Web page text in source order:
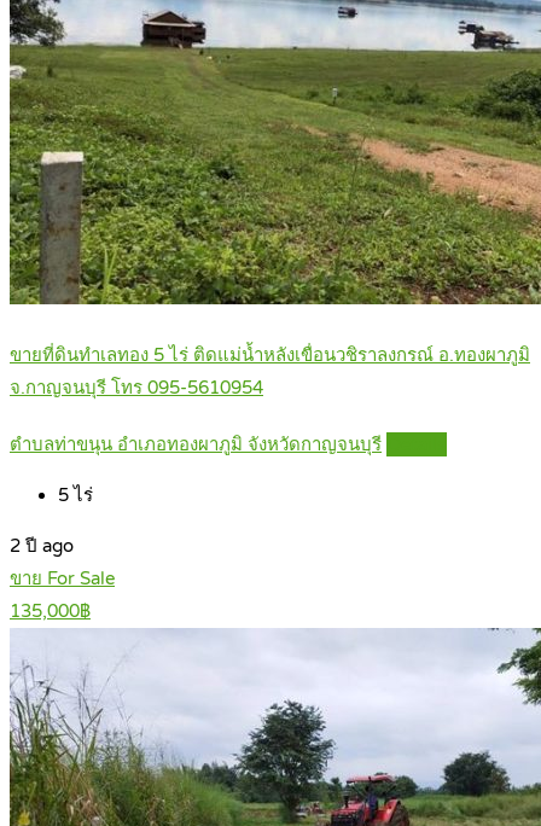
ขายที่ดินทำเลทอง 5 ไร่ ติดแม่น้ำหลังเขื่อนวชิราลงกรณ์ อ.ทองผาภูมิ
จ.กาญจนบุรี โทร 095-5610954
ตำบลท่าขนุน อำเภอทองผาภูมิ จังหวัดกาญจนบุรี
5ไร่
2 ปี ago
ขาย For Sale
135,000฿